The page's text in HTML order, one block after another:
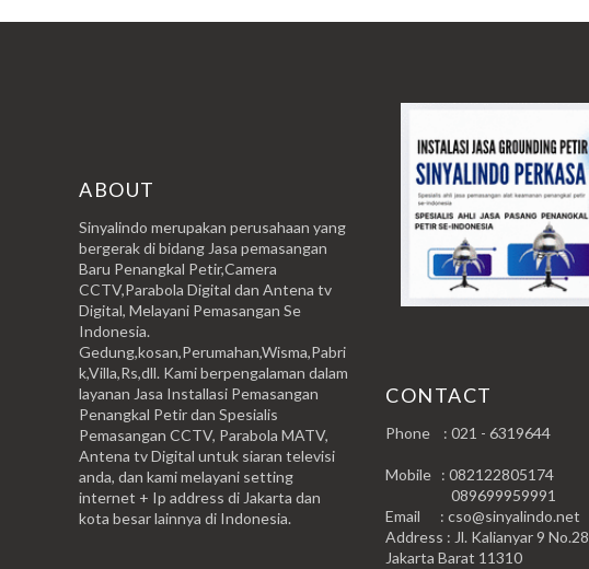
ABOUT
Sinyalindo merupakan perusahaan yang
bergerak di bidang Jasa pemasangan
Baru Penangkal Petir,Camera
CCTV,Parabola Digital dan Antena tv
Digital, Melayani Pemasangan Se
Indonesia.
Gedung,kosan,Perumahan,Wisma,Pabri
k,Villa,Rs,dll. Kami berpengalaman dalam
layanan Jasa Installasi Pemasangan
Penangkal Petir dan Spesialis
Pemasangan CCTV, Parabola MATV,
Antena tv Digital untuk siaran televisi
anda, dan kami melayani setting
internet + Ip address di Jakarta dan
kota besar lainnya di Indonesia.
CONTACT
Phone : 021 - 6319644
Mobile : 082122805174
089699959991
Email : cso@sinyalindo.net
Address : Jl. Kalianyar 9 No.28
Jakarta Barat 11310